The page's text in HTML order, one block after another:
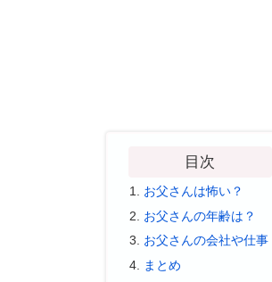
目次
お父さんは怖い？
お父さんの年齢は？
お父さんの会社や仕事
まとめ